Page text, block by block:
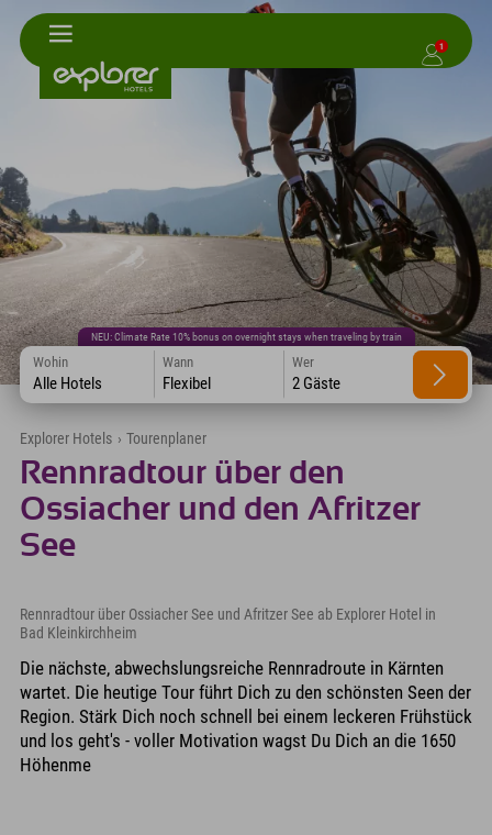
1
NEU: Climate Rate 10% bonus on overnight stays when traveling by train
Wohin
Alle Hotels
Wann
Flexibel
Wer
2 Gäste
Explorer Hotels › Tourenplaner
Rennradtour über den
Ossiacher und den Afritzer
See
Rennradtour über Ossiacher See und Afritzer See ab Explorer Hotel in
Bad Kleinkirchheim
Die nächste, abwechslungsreiche Rennradroute in Kärnten
wartet. Die heutige Tour führt Dich zu den schönsten Seen der
Region. Stärk Dich noch schnell bei einem leckeren Frühstück
und los geht's - voller Motivation wagst Du Dich an die 1650
Höhenme